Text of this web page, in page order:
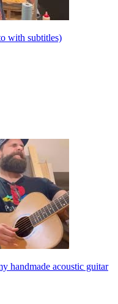
with subtitles)
handmade acoustic guitar